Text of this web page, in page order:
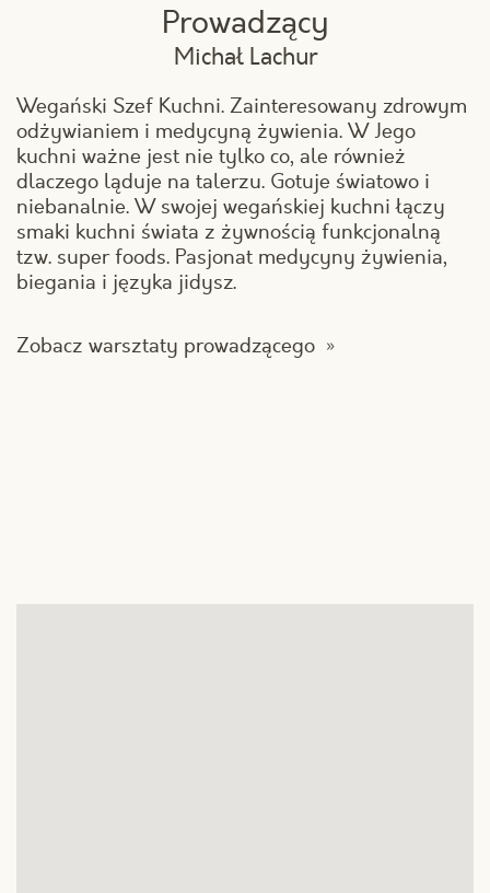
Prowadzący
Michał Lachur
Wegański Szef Kuchni. Zainteresowany zdrowym
odżywianiem i medycyną żywienia. W Jego
kuchni ważne jest nie tylko co, ale również
dlaczego ląduje na talerzu. Gotuje światowo i
niebanalnie. W swojej wegańskiej kuchni łączy
smaki kuchni świata z żywnością funkcjonalną
tzw. super foods. Pasjonat medycyny żywienia,
biegania i języka jidysz.
Zobacz warsztaty prowadzącego